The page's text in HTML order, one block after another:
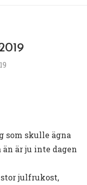
som skulle ägna
är ju inte dagen
stor julfrukost,